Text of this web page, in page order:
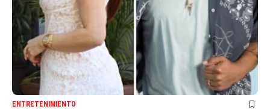
ENTRETENIMIENTO